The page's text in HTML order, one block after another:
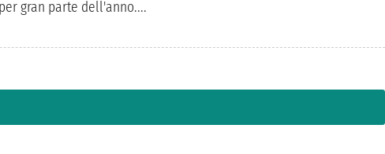
gran parte dell'anno....